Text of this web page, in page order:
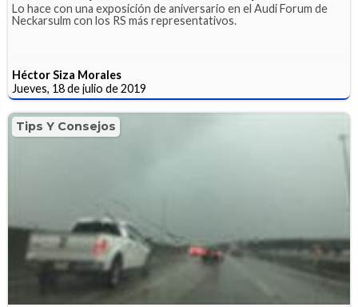
Lo hace con una exposición de aniversario en el Audi Forum de
Neckarsulm con los RS más representativos.
Héctor Siza Morales
Jueves, 18 de julio de 2019
Tips Y Consejos